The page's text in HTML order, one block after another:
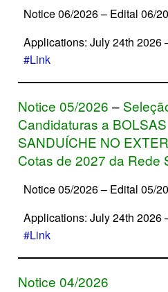
Notice 06/2026 – Edital 06/
Applications: July 24th 2026
#Link
Notice 05/2026 –
Candidaturas a
SANDUÍCHE NO
Cotas de 2027 da Rede
Notice 05/2026 – Edital 05/
Applications: July 24th 2026
#Link
Notice 04/2026